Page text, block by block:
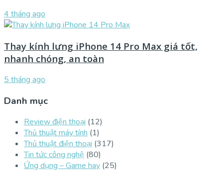
4 tháng ago
Thay kính lưng iPhone 14 Pro Max giá tốt,
nhanh chóng, an toàn
5 tháng ago
Danh mục
Review điện thoại (12)
Thủ thuật máy tính (1)
Thủ thuật điện thoại (317)
Tin tức công nghệ (80)
Ứng dụng – Game hay (25)